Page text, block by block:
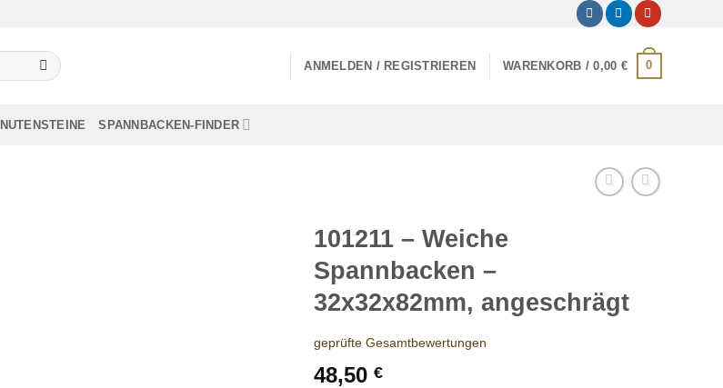
ANMELDEN / REGISTRIEREN WARENKORB /0,00 € 0
NUTENSTEINE SPANNBACKEN-FINDER
101211 – Weiche
Spannbacken –
32x32x82mm, angeschrägt
geprüfte Gesamtbewertungen
48,50 €